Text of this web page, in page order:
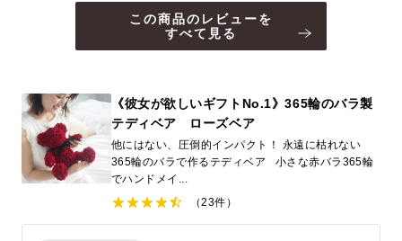
この商品のレビューを
すべて見る
《彼女が欲しいギフトNo.1》365輪のバラ製
テディベア ローズベア
他にはない、圧倒的インパクト！ 永遠に枯れない
365輪のバラで作るテディベア 小さな赤バラ365輪
でハンドメイ...
（23件）